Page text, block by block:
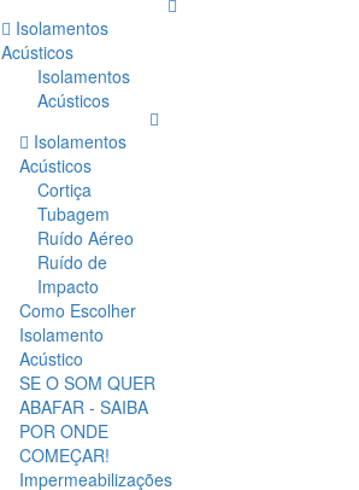
Isolamentos
Acústicos
Isolamentos
Acústicos
Isolamentos
Acústicos
Cortiça
Tubagem
Ruído Aéreo
Ruído de
Impacto
Como Escolher
Isolamento
Acústico
SE O SOM QUER
ABAFAR - SAIBA
POR ONDE
COMEÇAR!
Impermeabilizações